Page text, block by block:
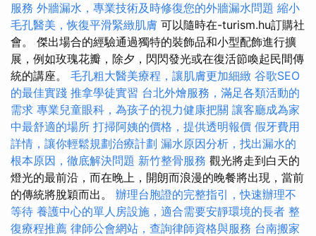
服務 外牆漏水，專業技術及時修復您的外牆漏水問題 縮小
毛孔醫美，恢復平滑緊緻肌膚 可以隨時在-turism.hu訂購社
會。 傑出場合的經驗通過獨特的裝飾品和小型配飾進行擴
展，例如玫瑰花瓣，除夕，閃閃發光或在復活節喚起民間傳
統的講座。 毛孔粗大醫美療程，讓肌膚更加細緻 谷歌SEO
的最佳實踐 推拿學徒實習 台北外燴服務，滿足各類活動的
需求 專業兒童眼科，為孩子的視力健康把關 讓客廳成為家
中最舒適的場所 打掃阿姨的價格，提供透明報價 假牙費用
詳情，讓你輕鬆規劃治療計劃 漏水原因分析，找出漏水的
根本原因，徹底解決問題 新竹整骨服務 觀光將走到白天的
燈光的最前沿，而在晚上，開朗而浪漫的晚餐將出現，當前
的傳統將脫穎而出。 辦理台胞證的完整指引，快速辦理不
等待 養護中心的單人房設施，適合需要安靜環境的長者 整
復療程推薦 律師公會網站，查詢律師資格與服務 台南搬家